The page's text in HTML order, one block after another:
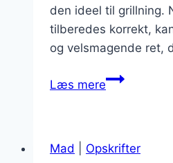
den ideel til grillning.
tilberedes korrekt,
og velsmagende ret,
Læs mereKalveculotte
timian
Mad Opskrifter